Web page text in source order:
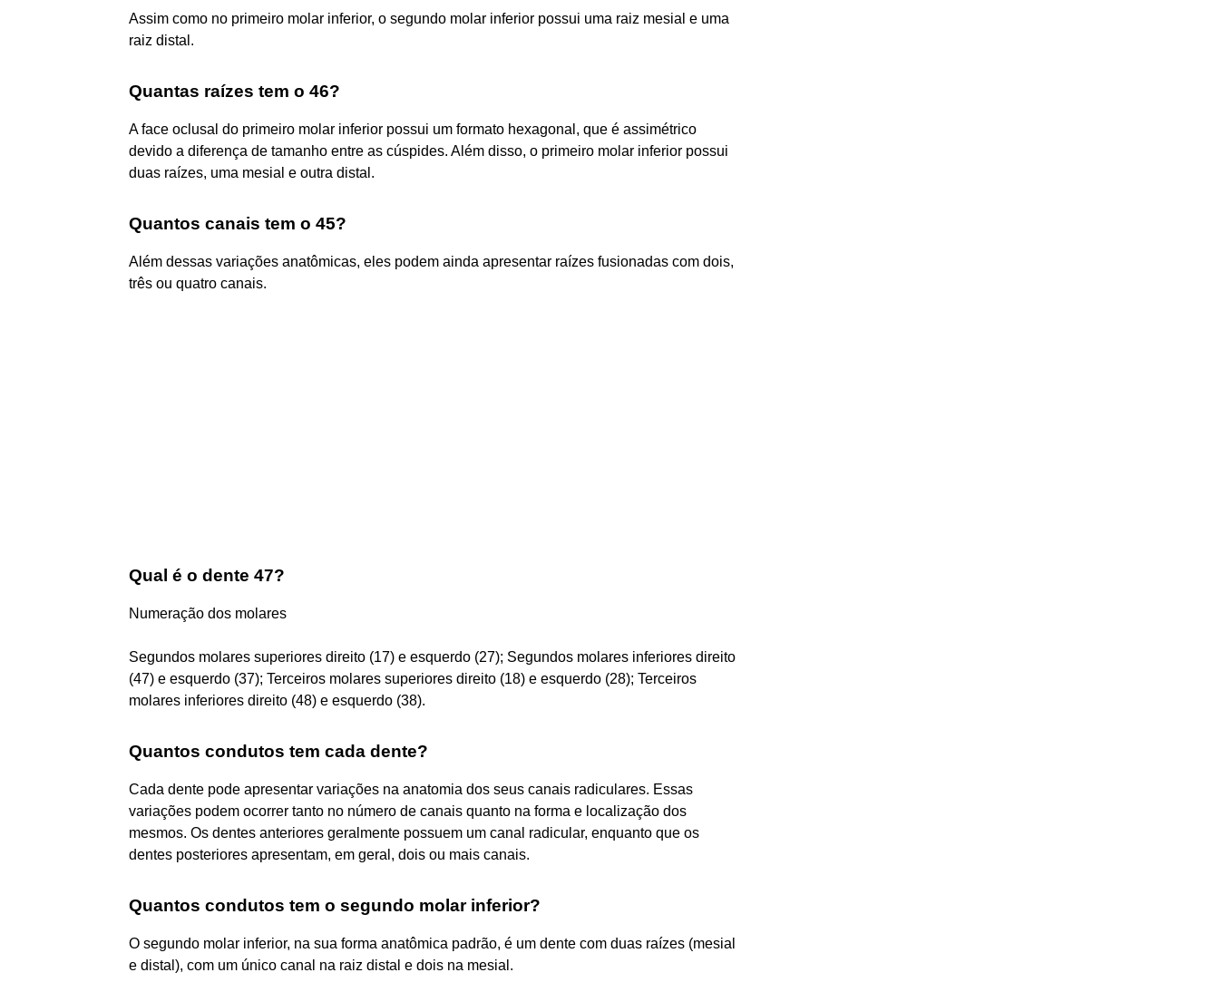
Assim como no primeiro molar inferior, o segundo molar inferior possui uma raiz mesial e uma
raiz distal.
Quantas raízes tem o 46?
A face oclusal do primeiro molar inferior possui um formato hexagonal, que é assimétrico
devido a diferença de tamanho entre as cúspides. Além disso, o primeiro molar inferior possui
duas raízes, uma mesial e outra distal.
Quantos canais tem o 45?
Além dessas variações anatômicas, eles podem ainda apresentar raízes fusionadas com dois,
três ou quatro canais.
Qual é o dente 47?
Numeração dos molares
Segundos molares superiores direito (17) e esquerdo (27); Segundos molares inferiores direito
(47) e esquerdo (37); Terceiros molares superiores direito (18) e esquerdo (28); Terceiros
molares inferiores direito (48) e esquerdo (38).
Quantos condutos tem cada dente?
Cada dente pode apresentar variações na anatomia dos seus canais radiculares. Essas
variações podem ocorrer tanto no número de canais quanto na forma e localização dos
mesmos. Os dentes anteriores geralmente possuem um canal radicular, enquanto que os
dentes posteriores apresentam, em geral, dois ou mais canais.
Quantos condutos tem o segundo molar inferior?
O segundo molar inferior, na sua forma anatômica padrão, é um dente com duas raízes (mesial
e distal), com um único canal na raiz distal e dois na mesial.